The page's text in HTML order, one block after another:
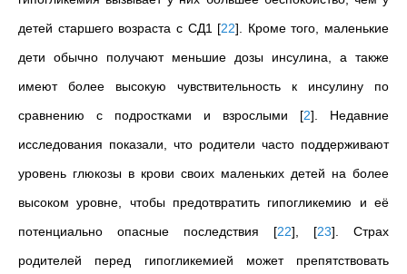
детей старшего возраста с СД1 [22] . Кроме того, маленькие
дети обычно получают меньшие дозы инсулина, а также
имеют более высокую чувствительность к инсулину по
сравнению с подростками и взрослыми [2] . Недавние
исследования показали, что родители часто поддерживают
уровень глюкозы в крови своих маленьких детей на более
высоком уровне, чтобы предотвратить гипогликемию и её
потенциально опасные последствия [22] [23] . Страх
родителей перед гипогликемией может препятствовать